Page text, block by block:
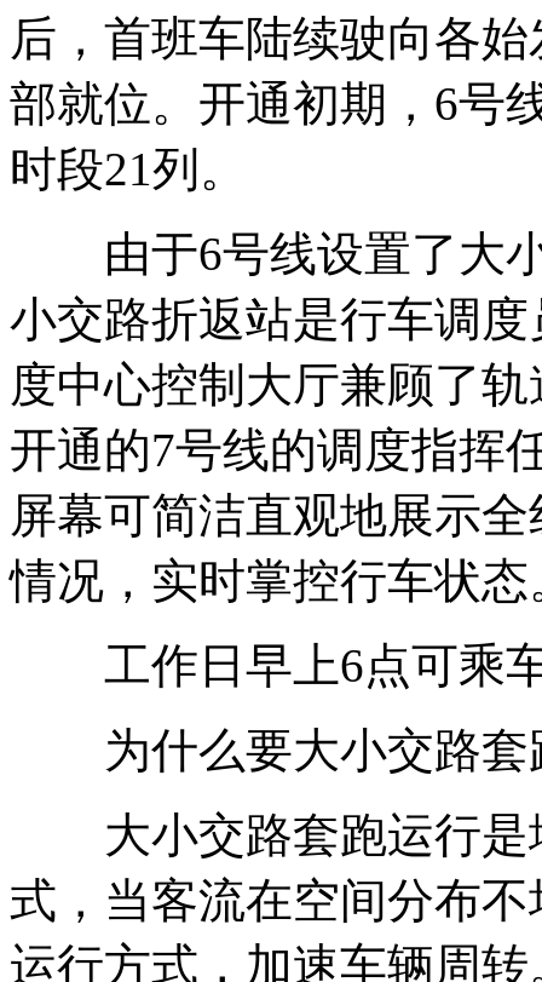
后，首班车陆续驶向各
部就位。开通初期，6号
时段21列。
由于6号线设置了大小
小交路折返站是行车调
度中心控制大厅兼顾了
开通的7号线的调度指挥
屏幕可简洁直观地展示
情况，实时掌控行车状态
工作日早上6点可乘
为什么要大小交路套
大小交路套跑运行是
式，当客流在空间分布
运行方式，加速车辆周